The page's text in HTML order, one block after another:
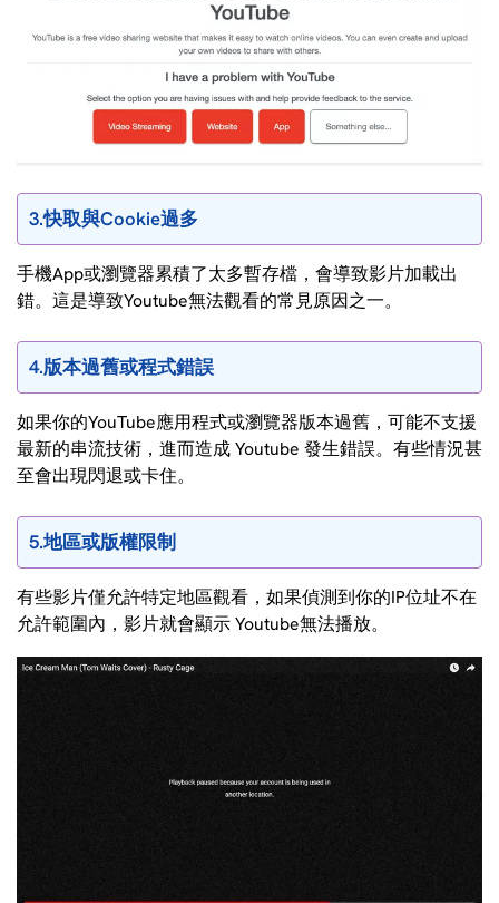
3.快取與Cookie過多
手機App或瀏覽器累積了太多暫存檔，會導致影片加載出
錯。這是導致Youtube無法觀看的常見原因之一。
4.版本過舊或程式錯誤
如果你的YouTube應用程式或瀏覽器版本過舊，可能不支援
最新的串流技術，進而造成 Youtube 發生錯誤。有些情況甚
至會出現閃退或卡住。
5.地區或版權限制
有些影片僅允許特定地區觀看，如果偵測到你的IP位址不在
允許範圍內，影片就會顯示 Youtube無法播放。